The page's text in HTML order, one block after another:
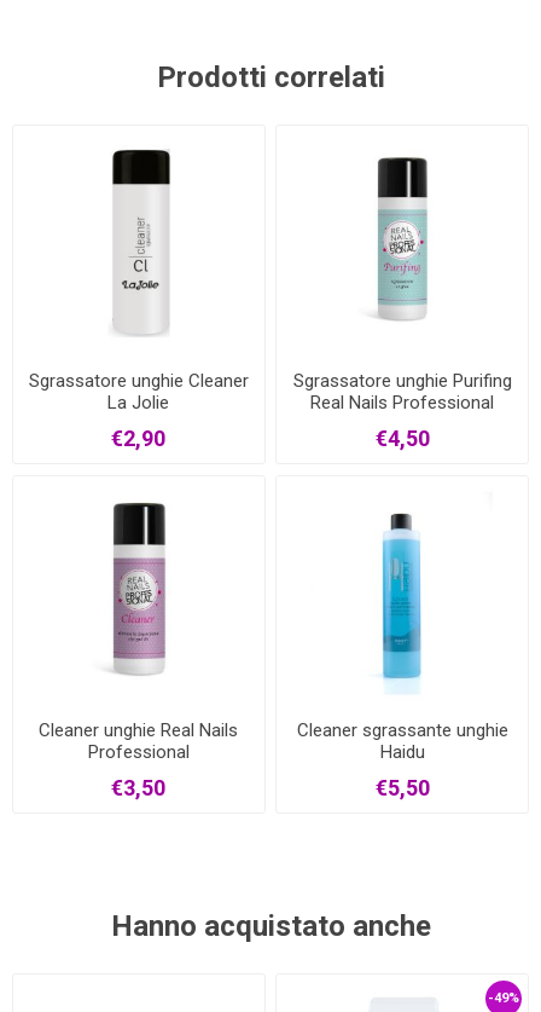
Prodotti correlati
Sgrassatore unghie Cleaner
La Jolie
€2,90
Sgrassatore unghie Purifing
Real Nails Professional
€4,50
Cleaner unghie Real Nails
Professional
€3,50
Cleaner sgrassante unghie
Haidu
€5,50
Hanno acquistato anche
-49%